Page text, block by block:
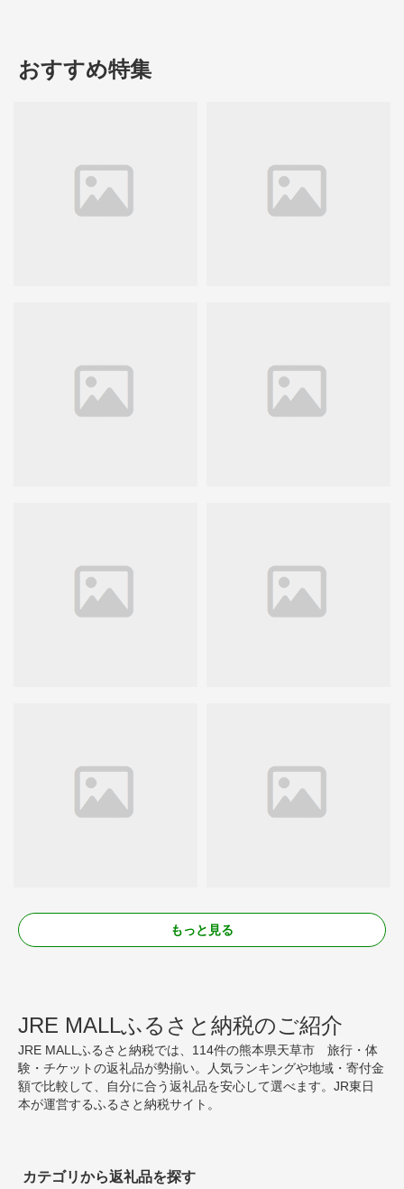
おすすめ特集
もっと見る
JRE MALLふるさと納税のご紹介
JRE MALLふるさと納税では、114件の熊本県天草市 旅行・体
験・チケットの返礼品が勢揃い。人気ランキングや地域・寄付金
額で比較して、自分に合う返礼品を安心して選べます。JR東日
本が運営するふるさと納税サイト。
カテゴリから返礼品を探す